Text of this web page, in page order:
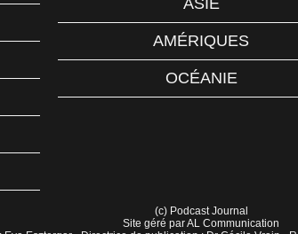
ASIE
AMÉRIQUES
OCÉANIE
(c) Podcast Journal
Site géré par AL Communication